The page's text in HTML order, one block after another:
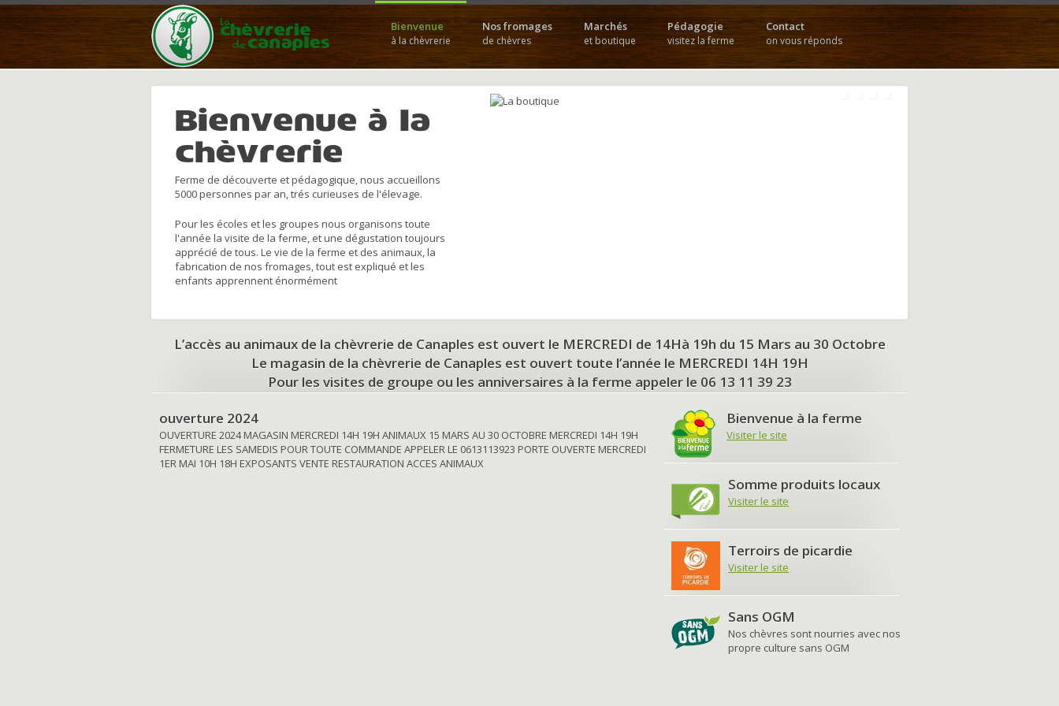
Bienvenue
à la chèvrerie
Nos fromages
de chèvres
Marchés
et boutique
Pédagogie
visitez la ferme
Contact
on vous réponds
Bienvenue à la
chèvrerie
Ferme de découverte et pédagogique, nous accueillons
5000 personnes par an, trés curieuses de l'élevage.
Pour les écoles et les groupes nous organisons toute
l'année la visite de la ferme, et une dégustation toujours
apprécié de tous. Le vie de la ferme et des animaux, la
fabrication de nos fromages, tout est expliqué et les
enfants apprennent énormément
L’accès au animaux de la chèvrerie de Canaples est ouvert le MERCREDI de 14Hà 19h du 15 Mars au 30 Octobre
Le magasin de la chèvrerie de Canaples est ouvert toute l’année le MERCREDI 14H 19H
Pour les visites de groupe ou les anniversaires à la ferme appeler le 06 13 11 39 23
ouverture 2024
OUVERTURE 2024 MAGASIN MERCREDI 14H 19H ANIMAUX 15 MARS AU 30 OCTOBRE MERCREDI 14H 19H
FERMETURE LES SAMEDIS POUR TOUTE COMMANDE APPELER LE 0613113923 PORTE OUVERTE MERCREDI
1ER MAI 10H 18H EXPOSANTS VENTE RESTAURATION ACCES ANIMAUX
Bienvenue à la ferme
Visiter le site
Somme produits locaux
Visiter le site
Terroirs de picardie
Visiter le site
Sans OGM
Nos chèvres sont nourries avec nos
propre culture sans OGM